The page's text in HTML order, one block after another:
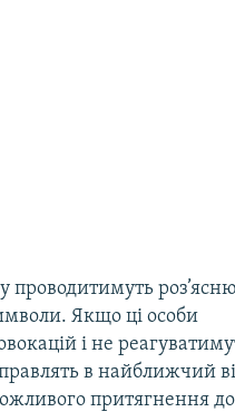
Якщо ці особи
і не
в найближчий
притягнення до